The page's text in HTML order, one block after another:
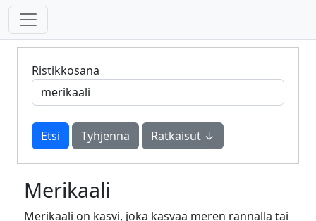
Ristikkosana
Tyhjennä Ratkaisut ↓
Merikaali
Merikaali on kasvi, joka kasvaa meren rannalla tai